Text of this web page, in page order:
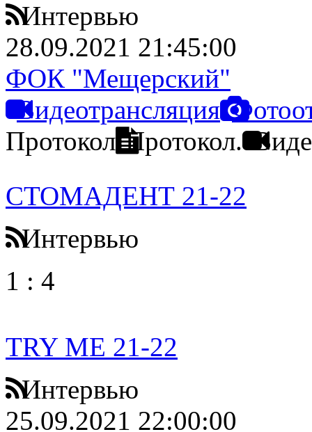
Интервью
28.09.2021 21:45:00
ФОК "Мещерский"
Видеотрансляция
Протокол Протокол.
СТОМАДЕНТ 21-22
Интервью
1 : 4
TRY ME 21-22
Интервью
25.09.2021 22:00:00